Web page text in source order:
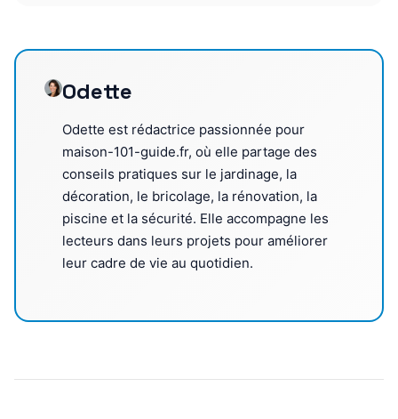
Odette
Odette est rédactrice passionnée pour
maison-101-guide.fr, où elle partage des
conseils pratiques sur le jardinage, la
décoration, le bricolage, la rénovation, la
piscine et la sécurité. Elle accompagne les
lecteurs dans leurs projets pour améliorer
leur cadre de vie au quotidien.